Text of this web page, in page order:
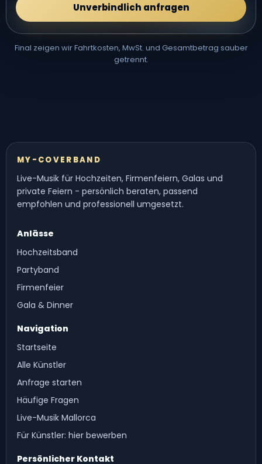
Unverbindlich anfragen
Final zeigen wir Fahrtkosten, MwSt. und Gesamtbetrag sauber
getrennt.
MY-COVERBAND
Live-Musik für Hochzeiten, Firmenfeiern, Galas und
private Feiern - persönlich beraten, passend
empfohlen und professionell umgesetzt.
Anlässe
Hochzeitsband
Partyband
Firmenfeier
Gala & Dinner
Navigation
Startseite
Alle Künstler
Anfrage starten
Häufige Fragen
Live-Musik Mallorca
Für Künstler: hier bewerben
Persönlicher Kontakt